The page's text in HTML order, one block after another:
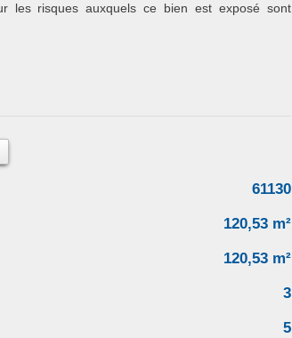
les risques auxquels ce bien est exposé sont
61130
120,53 m²
120,53 m²
3
5